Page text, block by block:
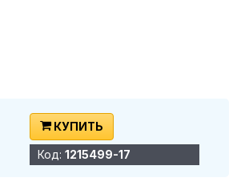
КУПИТЬ
Код: 1215499-17